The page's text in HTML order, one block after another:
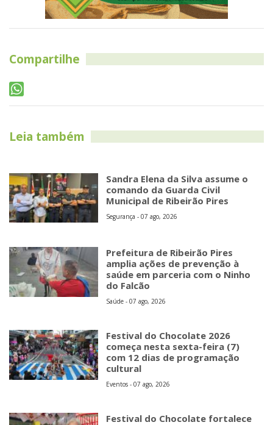
Compartilhe
Leia também
Sandra Elena da Silva assume o
comando da Guarda Civil
Municipal de Ribeirão Pires
Segurança - 07 ago, 2026
Prefeitura de Ribeirão Pires
amplia ações de prevenção à
saúde em parceria com o Ninho
do Falcão
Saúde - 07 ago, 2026
Festival do Chocolate 2026
começa nesta sexta-feira (7)
com 12 dias de programação
cultural
Eventos - 07 ago, 2026
Festival do Chocolate fortalece